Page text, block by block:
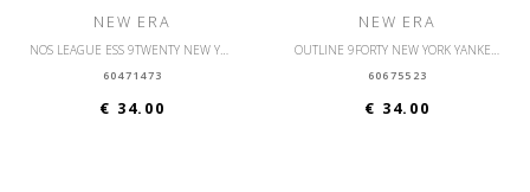
NEW ERA
NOS LEAGUE ESS 9TWENTY NEW YORK YANKEES OSFM
60471473
€ 34.00
NEW ERA
OUTLINE 9FORTY NEW YORK YANKEES OSFM
60675523
€ 34.00